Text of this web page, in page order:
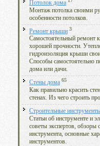
Потолок дома
Монтаж потолка своими
особенности потолков.
Ремонт крыши 3
Самостоятельный ремонт
хорошей прочности.
гидроизоляция крыши
Способы самостоятельно
дома или дачи.
Стены дома 65
Как правильно красить
стенах. Из чего строить
Строительные
Статьи об инструменте и
советы экспертов, обзоры
инструмента, основные
инструментов.